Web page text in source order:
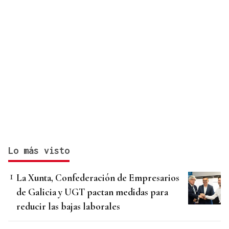
Lo más visto
La Xunta, Confederación de Empresarios
de Galicia y UGT pactan medidas para
reducir las bajas laborales